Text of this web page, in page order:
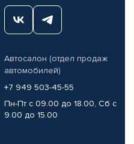
Автосалон (отдел продаж
автомобилей)
+7 949 503-45-55
Пн-Пт с 09.00 до 18.00, Сб с
9.00 до 15.00